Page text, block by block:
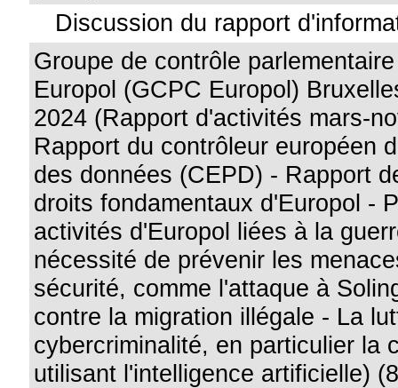
Discussion du rapport
Groupe de contrôle
Europol (GCPC Europol)
2024 (Rapport d'activités mars-
Rapport du contrôleur européen
des données (CEPD) - Rapport
droits fondamentaux d'Europol -
activités d'Europol liées à la
nécessité de prévenir les
sécurité, comme l'attaque à
contre la migration illégale - La
cybercriminalité, en particulier la
utilisant l'intelligence artificielle)